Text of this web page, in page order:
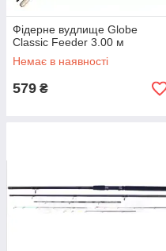
Фідерне вудлище Globe
Classic Feeder 3.00 м
Немає в наявності
579 ₴